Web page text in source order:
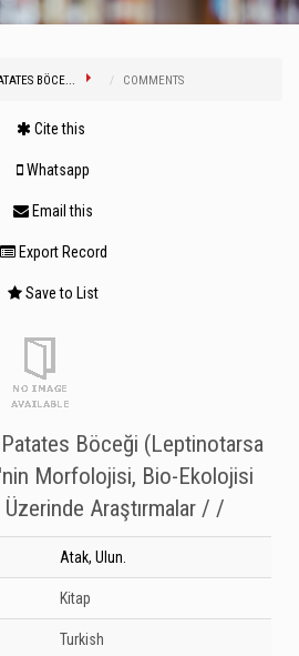
BÖCE... COMMENTS
Cite this
Whatsapp
Email this
Export Record
Save to List
Böceği (Leptinotarsa
Morfolojisi, Bio-Ekolojisi
Araştırmalar / /
Atak, Ulun.
Kitap
Turkish